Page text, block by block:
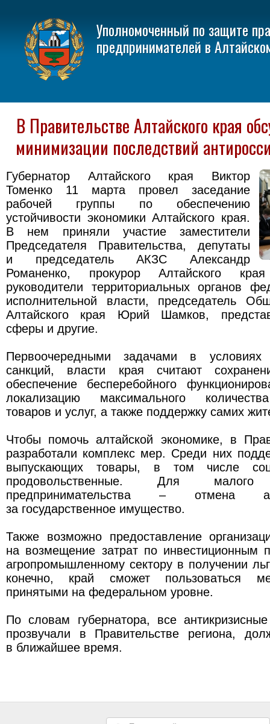
Уполномоченный по защите
предпринимателей в
В Правительстве Алтайского края
минимизации последствий
Губернатор Алтайского края Виктор
Томенко 11 марта провел заседание
рабочей группы по обеспечению
устойчивости экономики Алтайского края.
В нем приняли участие заместители
Председателя Правительства, депутаты
и председатель АКЗС Александр
Романенко, прокурор Алтайского
руководители территориальных органов
исполнительной власти, председатель
Алтайского края Юрий Шамков,
сферы и другие.
Первоочередными задачами в условиях
санкций, власти края считают
обеспечение бесперебойного
локализацию максимального
товаров и услуг, а также поддержку самих
Чтобы помочь алтайской экономике, в
разработали комплекс мер. Среди них
выпускающих товары, в том числе
продовольственные. Для
предпринимательства – отмена
за государственное имущество.
Также возможно предоставление
на возмещение затрат по инвестиционным
агропромышленному сектору в получении
конечно, край сможет пользоваться
принятыми на федеральном уровне.
По словам губернатора, все
прозвучали в Правительстве региона,
в ближайшее время.